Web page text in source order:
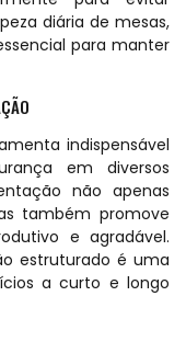
diária de mesas,
para manter
indispensável
em diversos
não apenas
também promove
e agradável.
estruturado é uma
a curto e longo